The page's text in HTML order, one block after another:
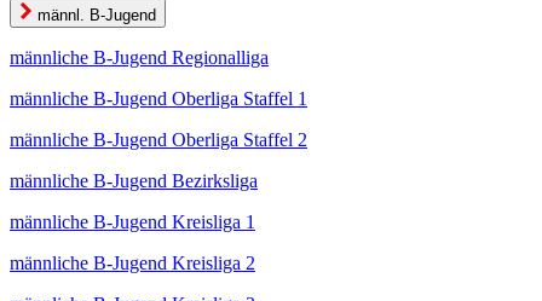
männl. B-Jugend
männliche B-Jugend Regionalliga
männliche B-Jugend Oberliga Staffel 1
männliche B-Jugend Oberliga Staffel 2
männliche B-Jugend Bezirksliga
männliche B-Jugend Kreisliga 1
männliche B-Jugend Kreisliga 2